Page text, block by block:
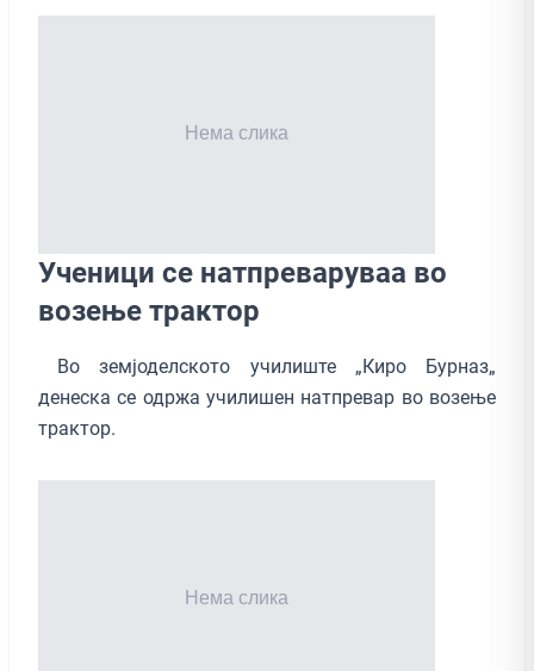
Ученици се натпреваруваа во
возење трактор
Во земјоделското училиште „Киро Бурназ„
денеска се одржа училишен натпревар во возење
трактор.